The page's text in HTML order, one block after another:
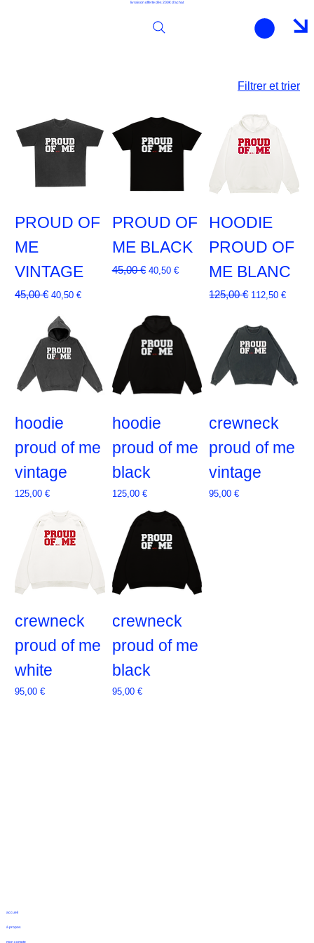
livraison offerte dès 200€ d'achat
Filtrer et trier
PROUD OF
ME
VINTAGE
Prix original
45,00 € Prix promotionnel
40,50 €
PROUD OF
ME BLACK
Prix original
45,00 € Prix promotionnel
40,50 €
HOODIE
PROUD OF
ME BLANC
Prix original
125,00 € Prix
112,50 €
hoodie
proud of me
vintage
Prix
125,00 €
hoodie
proud of me
black
Prix
125,00 €
crewneck
proud of me
vintage
Prix
95,00 €
crewneck
proud of me
white
Prix
95,00 €
crewneck
proud of me
black
Prix
95,00 €
accueil
à propos
mon compte